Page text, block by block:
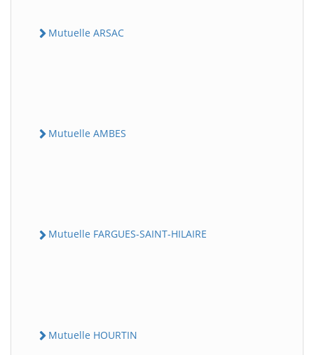
Mutuelle ARSAC
Mutuelle AMBES
Mutuelle FARGUES-SAINT-HILAIRE
Mutuelle HOURTIN